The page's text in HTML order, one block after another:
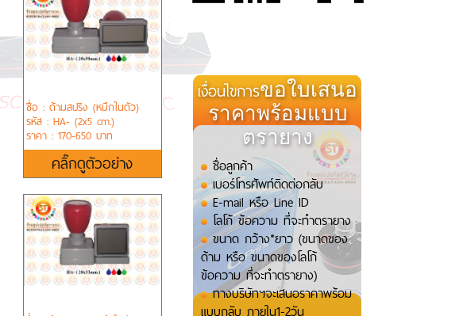
ชื่อ : ด้ามสปริง (หมึกในตัว)
รหัส : HA- (2x5 cm.)
ราคา : 170-650 บาท
คลิ๊กดูตัวอย่าง
เงื่อนไขการขอใบเสนอ
ราคาพร้อมแบบ
ตรายาง
ชื่อลูกค้า
เบอร์โทรศัพท์ติดต่อกลับ
E-mail หรือ Line ID
โลโก้ ข้อความ ที่จะทำตรายาง
ขนาด กว้าง*ยาว (ขนาดของ
ด้าม หรือ ขนาดของโลโก้
ข้อความ ที่จะทำตรายาง)
ทางบริษัทฯจะเสนอราคาพร้อม
แบบกลับ ภายใน1-2วัน